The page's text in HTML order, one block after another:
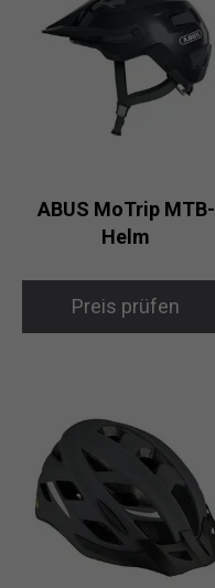
ABUS MoTrip MTB-
Helm
Preis prüfen